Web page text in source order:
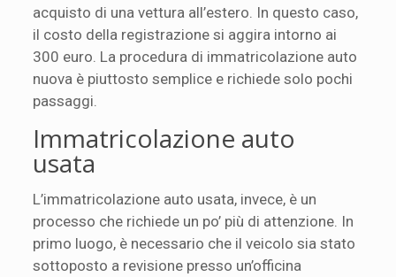
acquisto di una vettura all’estero. In questo caso,
il costo della registrazione si aggira intorno ai
300 euro. La procedura di immatricolazione auto
nuova è piuttosto semplice e richiede solo pochi
passaggi.
Immatricolazione auto
usata
L’immatricolazione auto usata, invece, è un
processo che richiede un po’ più di attenzione. In
primo luogo, è necessario che il veicolo sia stato
sottoposto a revisione presso un’officina